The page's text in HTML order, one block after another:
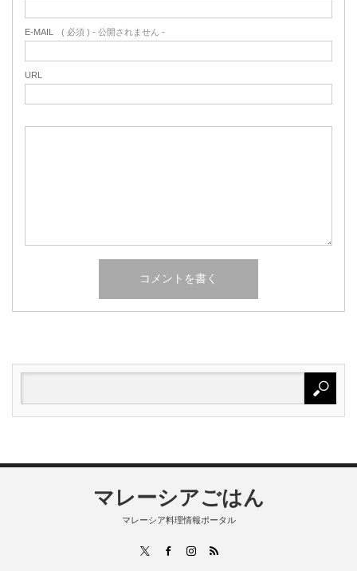
E-MAIL ( 必須 ) - 公開されません -
URL
マレーシアごはん
マレーシア料理情報ポータル
FacebookInstagram
RSS